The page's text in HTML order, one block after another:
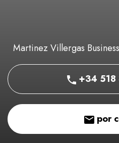
Martinez Villergas
+34
por